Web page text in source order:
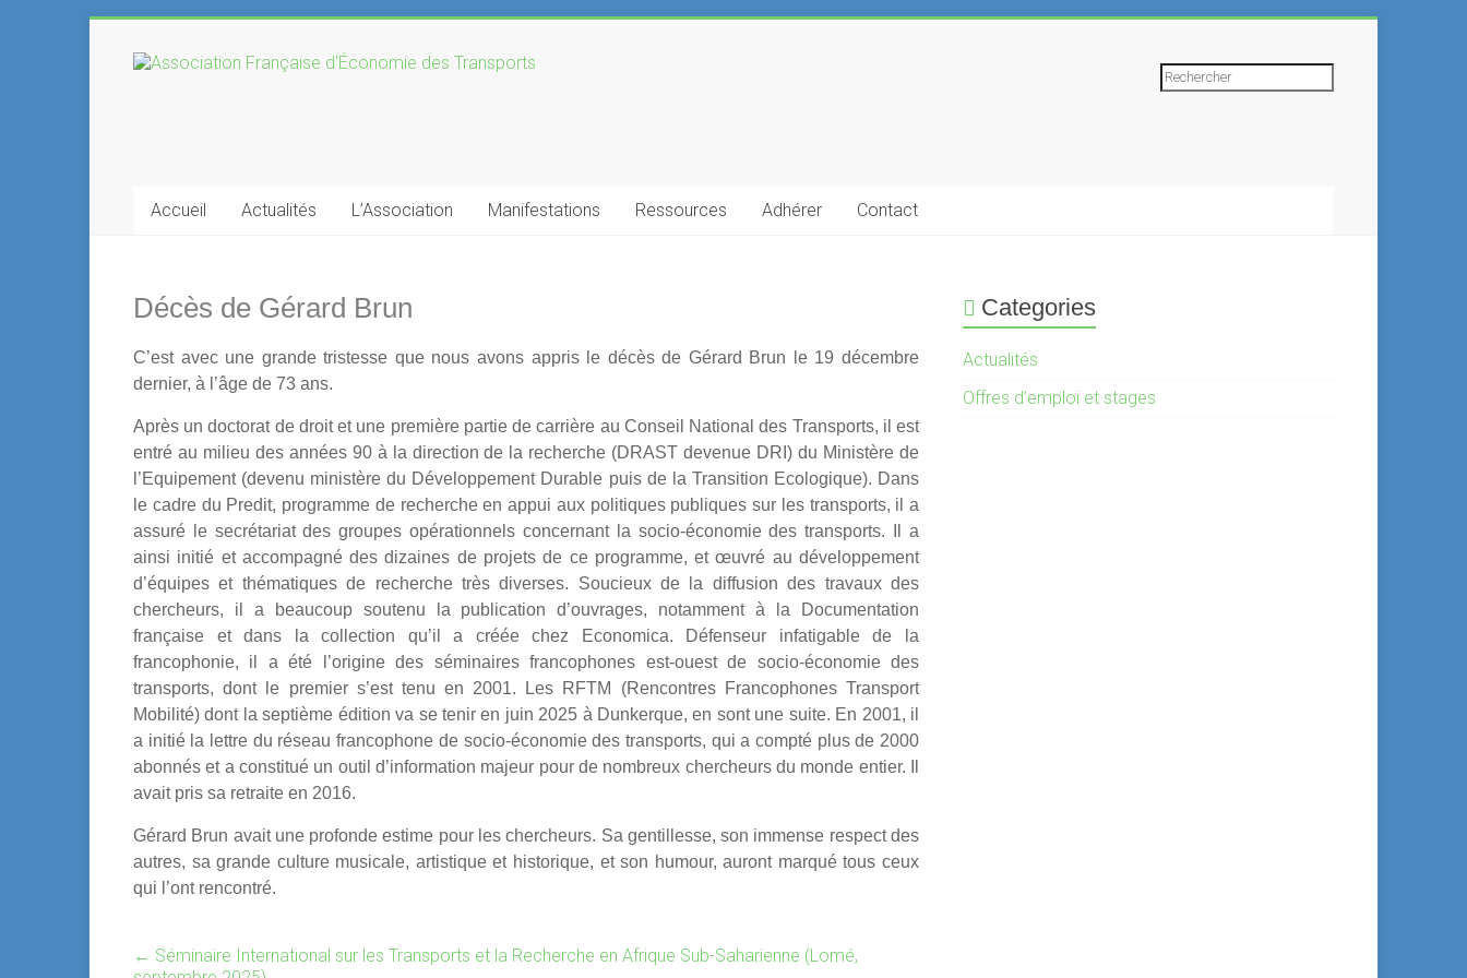
contentAssociation
des
Accueil Actualités L’Association Manifestations Ressources Adhérer Contact
Décès de Gérard Brun
C’est avec une grande tristesse que nous avons appris le décès de Gérard Brun le 19 décembre
dernier, à l’âge de 73 ans.
Après un doctorat de droit et une première partie de carrière au Conseil National des Transports, il est
entré au milieu des années 90 à la direction de la recherche (DRAST devenue DRI) du Ministère de
l’Equipement (devenu ministère du Développement Durable puis de la Transition Ecologique). Dans
le cadre du Predit, programme de recherche en appui aux politiques publiques sur les transports, il a
assuré le secrétariat des groupes opérationnels concernant la socio-économie des transports. Il a
ainsi initié et accompagné des dizaines de projets de ce programme, et œuvré au développement
d’équipes et thématiques de recherche très diverses. Soucieux de la diffusion des travaux des
chercheurs, il a beaucoup soutenu la publication d’ouvrages, notamment à la Documentation
française et dans la collection qu’il a créée chez Economica. Défenseur infatigable de la
francophonie, il a été l’origine des séminaires francophones est-ouest de socio-économie des
transports, dont le premier s’est tenu en 2001. Les RFTM (Rencontres Francophones Transport
Mobilité) dont la septième édition va se tenir en juin 2025 à Dunkerque, en sont une suite. En 2001, il
a initié la lettre du réseau francophone de socio-économie des transports, qui a compté plus de 2000
abonnés et a constitué un outil d’information majeur pour de nombreux chercheurs du monde entier. Il
avait pris sa retraite en 2016.
Gérard Brun avait une profonde estime pour les chercheurs. Sa gentillesse, son immense respect des
autres, sa grande culture musicale, artistique et historique, et son humour, auront marqué tous ceux
qui l’ont rencontré.
← Séminaire International sur les Transports et la Recherche en Afrique Sub-Saharienne (Lomé,
Categories
Actualités
Offres d’emploi et stages